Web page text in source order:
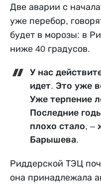
Две аварии с
уже перебор,
будет в морозы: в
ниже 40 градусов.
У нас
идет. Это уже
Уже терпение
Последние
плохо стало, –
Барышева.
Риддерской ТЭЦ
она принадлежала